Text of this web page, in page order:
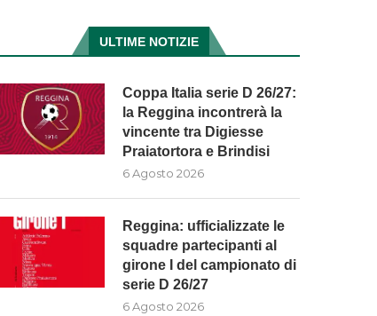
ULTIME NOTIZIE
Coppa Italia serie D 26/27:
la Reggina incontrerà la
vincente tra Digiesse
Praiatortora e Brindisi
6 Agosto 2026
Reggina: ufficializzate le
squadre partecipanti al
girone I del campionato di
serie D 26/27
6 Agosto 2026